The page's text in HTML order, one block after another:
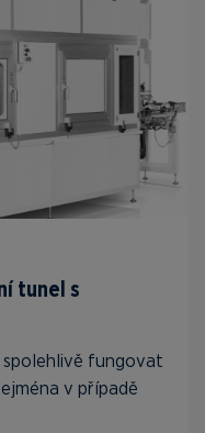
tunel s
fungovat
v případě